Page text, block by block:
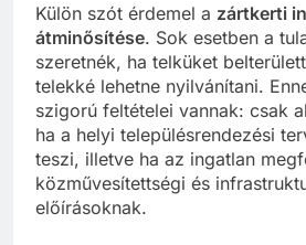
Külön szót érdemel a zártkerti
átminősítése. Sok esetben a
szeretnék, ha telküket
telekké lehetne nyilvánítani.
szigorú feltételei vannak: csak
ha a helyi településrendezési
teszi, illetve ha az ingatlan
közművesítettségi és
előírásoknak.